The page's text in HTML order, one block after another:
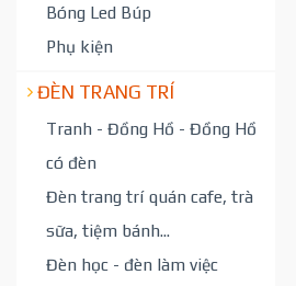
Bóng Led Búp
Phụ kiện
ĐÈN TRANG TRÍ
Tranh - Đồng Hồ - Đồng Hồ
có đèn
Đèn trang trí quán cafe, trà
sữa, tiệm bánh...
Đèn học - đèn làm việc